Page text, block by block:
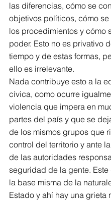
las diferencias, cómo se
objetivos políticos, cómo se
los procedimientos y cómo
poder. Esto no es privativo
tiempo y de estas formas,
ello es irrelevante.
Nada contribuye esto a la
cívica, como ocurre
violencia que impera en
partes del país y que se
de los mismos grupos que
control del territorio y ante
de las autoridades
seguridad de la gente. Este
la base misma de la
Estado y ahí hay una grieta